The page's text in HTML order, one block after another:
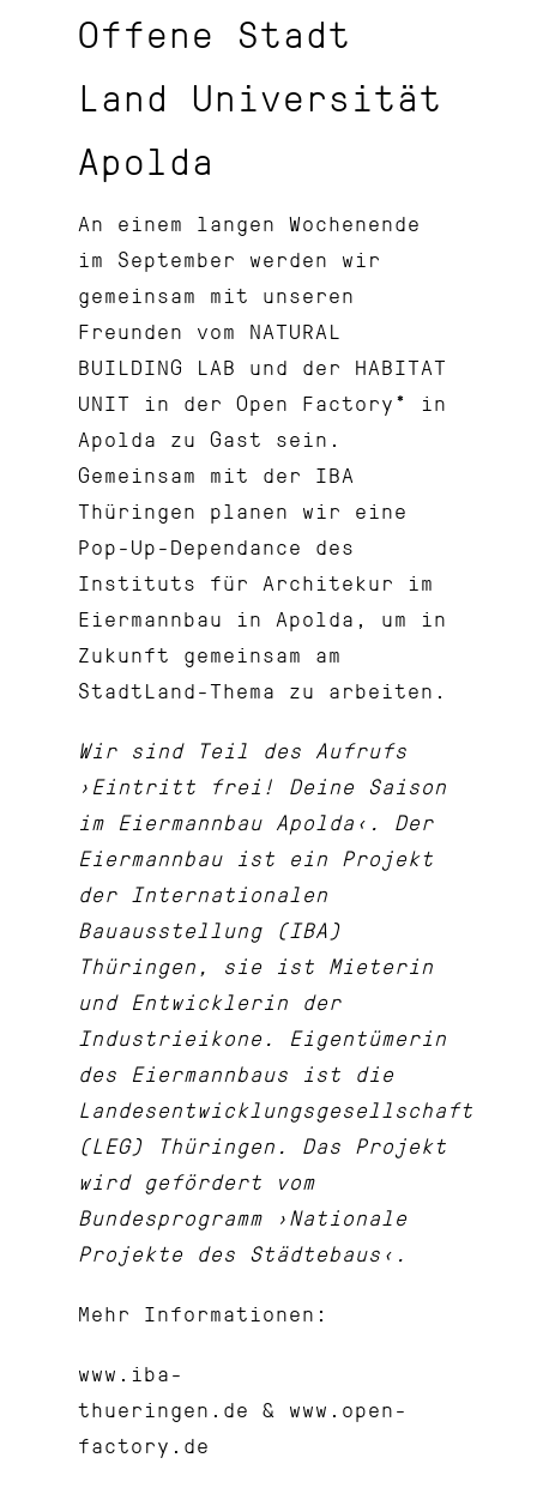
Offene Stadt
Land Universität
Apolda
An einem langen Wochenende
im September werden wir
gemeinsam mit unseren
Freunden vom NATURAL
BUILDING LAB und der HABITAT
UNIT in der Open Factory*
in
Apolda zu Gast sein.
Gemeinsam mit der IBA
Thüringen planen wir eine
Pop-Up-Dependance des
Instituts für Architekur im
Eiermannbau in Apolda, um in
Zukunft gemeinsam am
StadtLand-Thema zu arbeiten.
Wir sind Teil des Aufrufs
›Eintritt frei! Deine Saison
im Eiermannbau Apolda‹. Der
Eiermannbau ist ein Projekt
der Internationalen
Bauausstellung (IBA)
Thüringen, sie ist Mieterin
und Entwicklerin der
Industrieikone. Eigentümerin
des Eiermannbaus ist die
Landesentwicklungsgesellschaft
(LEG) Thüringen. Das Projekt
wird gefördert vom
Bundesprogramm ›Nationale
Projekte des Städtebaus‹.
Mehr Informationen:
www.iba-
thueringen.de & www.open-
factory.de